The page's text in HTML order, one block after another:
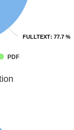
FULLTEXT: 77.7 %
FULLTEXT: 77.7 %
PDF